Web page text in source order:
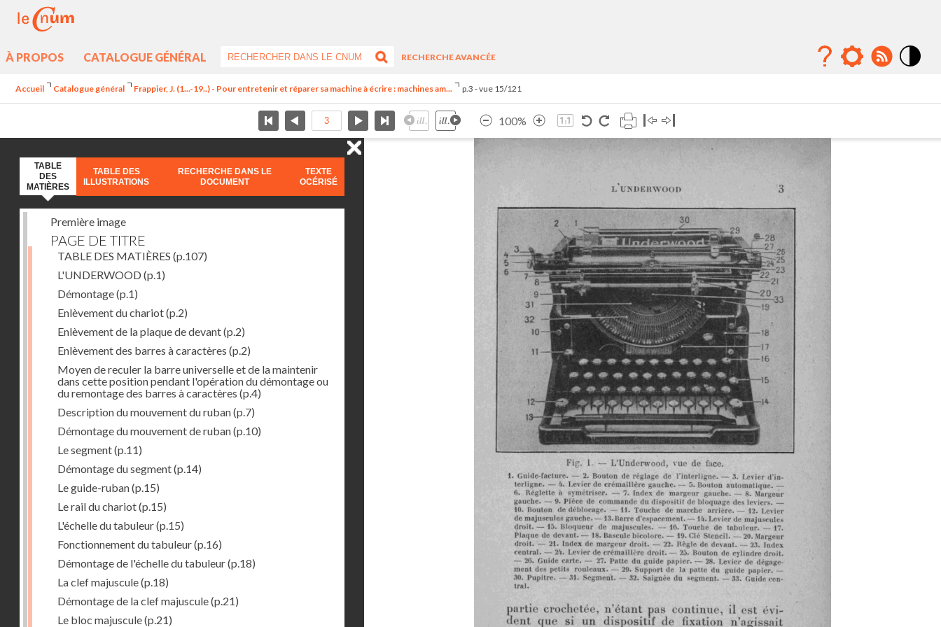
À PROPOS CATALOGUE GÉNÉRAL
RECHERCHE AVANCÉE
Accueil Catalogue général Frappier, J. (1...-19..) - Pour entretenir et réparer sa machine à écrire : machines am... p.3 - vue 15/121
100%
TABLE
DES
MATIÈRES
TABLE DES
ILLUSTRATIONS
RECHERCHE DANS LE
DOCUMENT
TEXTE
OCÉRISÉ
Première image
PAGE DE TITRE
TABLE DES MATIÈRES (p.107)
L'UNDERWOOD (p.1)
Démontage(p.1)
Enlèvement du chariot(p.2)
Enlèvement de la plaque de devant(p.2)
Enlèvement des barres à caractères (p.2)
Moyen de reculer la barre universelle et de la maintenir
dans cette position pendant l'opération du démontage ou
du remontage des barres à caractères (p.4)
Description du mouvement du ruban(p.7)
Démontage du mouvement de ruban(p.10)
Le segment(p.11)
Démontage du segment(p.14)
Le guide-ruban(p.15)
Le rail du chariot(p.15)
L'échelle du tabuleur(p.15)
Fonctionnement du tabuleur(p.16)
Démontage de l'échelle du tabuleur(p.18)
La clef majuscule(p.18)
Démontage de la clef majuscule(p.21)
Le bloc majuscule(p.21)